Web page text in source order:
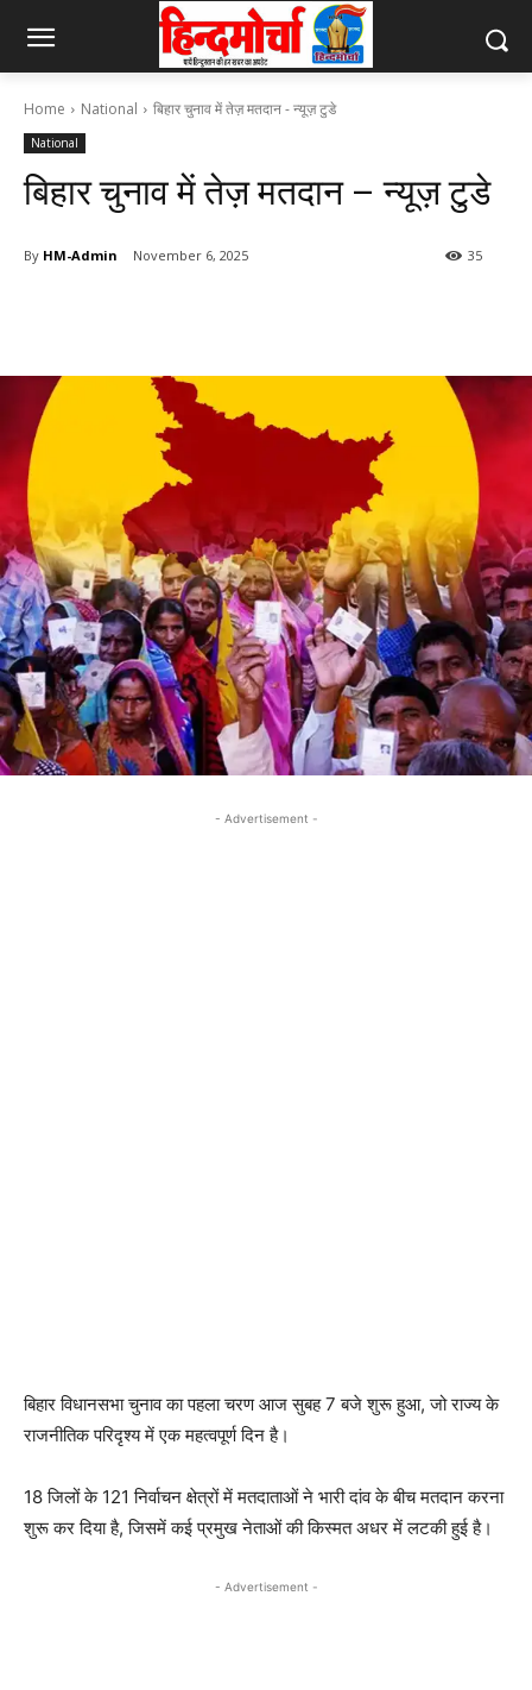
Home National बिहार चुनाव में तेज़ मतदान - न्यूज़ टुडे
National
बिहार चुनाव में तेज़ मतदान – न्यूज़ टुडे
By HM-Admin November 6, 2025 35
- Advertisement -
बिहार विधानसभा चुनाव का पहला चरण आज सुबह 7 बजे शुरू हुआ, जो राज्य के
राजनीतिक परिदृश्य में एक महत्वपूर्ण दिन है।
18 जिलों के 121 निर्वाचन क्षेत्रों में मतदाताओं ने भारी दांव के बीच मतदान करना
शुरू कर दिया है, जिसमें कई प्रमुख नेताओं की किस्मत अधर में लटकी हुई है।
- Advertisement -